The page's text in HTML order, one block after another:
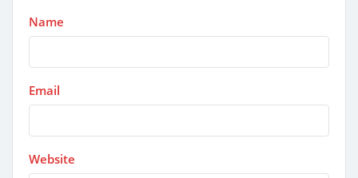
Name
Email
Website